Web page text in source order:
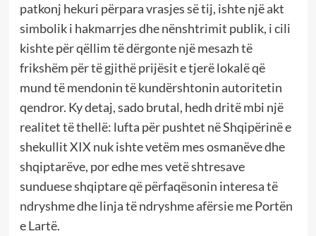
patkonj hekuri përpara vrasjes së tij, ishte një akt
simbolik i hakmarrjes dhe nënshtrimit publik, i cili
kishte për qëllim të dërgonte një mesazh të
frikshëm për të gjithë prijësit e tjerë lokalë që
mund të mendonin të kundërshtonin autoritetin
qendror. Ky detaj, sado brutal, hedh dritë mbi një
realitet të thellë: lufta për pushtet në Shqipërinë e
shekullit XIX nuk ishte vetëm mes osmanëve dhe
shqiptarëve, por edhe mes vetë shtresave
sunduese shqiptare që përfaqësonin interesa të
ndryshme dhe linja të ndryshme afërsie me Portën
e Lartë.